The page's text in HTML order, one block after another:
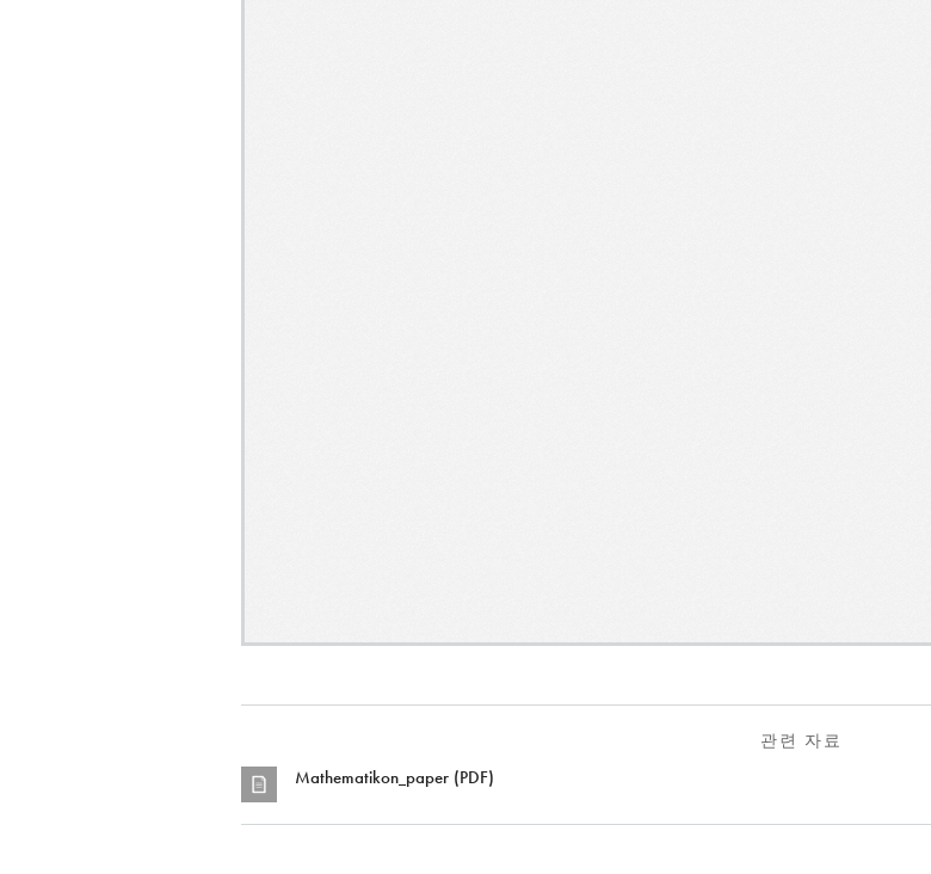
관련 자료
Mathematikon_paper (PDF)